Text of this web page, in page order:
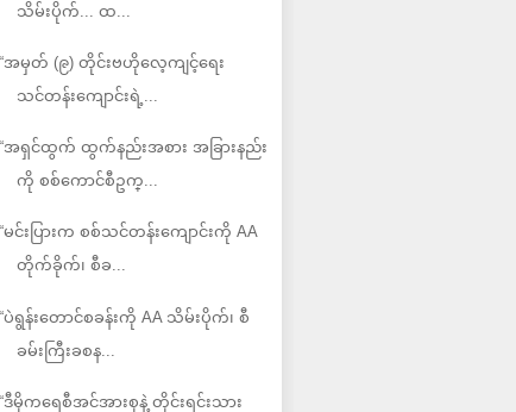
သိမ်းပိုက်... ထ...
“အမှတ် (၉) တိုင်းဗဟိုလေ့ကျင့်ရေး
သင်တန်းကျောင်းရဲ့...
“အရှင်ထွက် ထွက်နည်းအစား အခြားနည်း
ကို စစ်ကောင်စီဥက္...
“မင်းပြားက စစ်သင်တန်းကျောင်းကို AA
တိုက်ခိုက်၊ စီခ...
“ပဲရွန်းတောင်စခန်းကို AA သိမ်းပိုက်၊ စီ
ခမ်းကြီးခစန...
“ဒီမိုကရေစီအင်အားစုနဲ့ တိုင်းရင်းသား